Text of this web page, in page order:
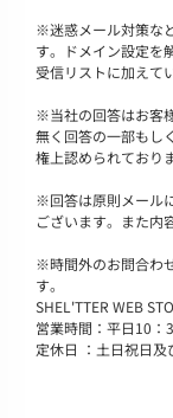
※迷惑メール対策な
す。ドメイン設定を
受信リストに加えて
※当社の回答はお客
無く回答の一部もし
権上認められており
※回答は原則メール
ございます。また内
※時間外のお問合わ
す。
SHEL'TTER WEB
営業時間：平日10：
定休日 ：土日祝日及